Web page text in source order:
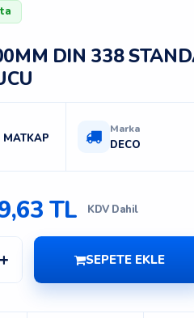
DIN 338
MATKAP
Marka
DECO
TL KDV Dahil
+ SEPETE EKLE